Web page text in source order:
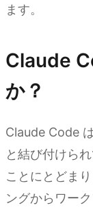
ます。
Claude
か？
Claude Code
と結び付けら
ことにとどま
ングからワー